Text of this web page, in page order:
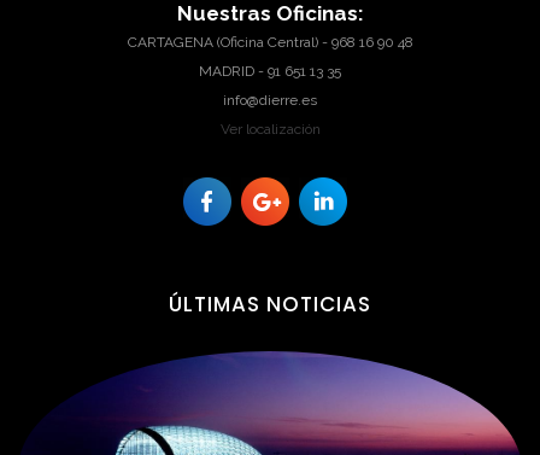
Nuestras Oficinas:
CARTAGENA (Oficina Central) - 968 16 90 48
MADRID - 91 651 13 35
info@dierre.es
Ver localización
ÚLTIMAS NOTICIAS